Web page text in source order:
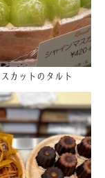
カットのタルト